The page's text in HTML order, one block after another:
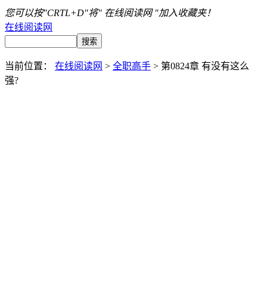
您可以按"CRTL+D"将" 在线阅读网 "加入收藏夹！
在线阅读网
当前位置： 在线阅读网 > 全职高手 > 第0824章 有没有这么
强?